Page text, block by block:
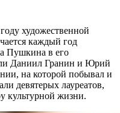
художественной
каждый год
Пушкина в его
Даниил Гранин и Юрий
на которой побывал и
девятерых лауреатов,
культурной жизни.